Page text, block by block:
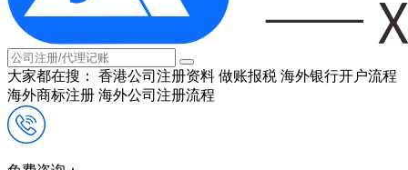
大家都在搜： 香港公司注册资料 做账报税 海外银行开户流程
海外商标注册 海外公司注册流程